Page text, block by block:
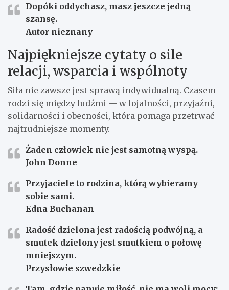
Dopóki oddychasz, masz jeszcze jedną
szansę.
Autor nieznany
Najpiękniejsze cytaty o sile
relacji, wsparcia i wspólnoty
Siła nie zawsze jest sprawą indywidualną. Czasem
rodzi się między ludźmi — w lojalności, przyjaźni,
solidarności i obecności, która pomaga przetrwać
najtrudniejsze momenty.
Żaden człowiek nie jest samotną wyspą.
John Donne
Przyjaciele to rodzina, którą wybieramy
sobie sami.
Edna Buchanan
Radość dzielona jest radością podwójną, a
smutek dzielony jest smutkiem o połowę
mniejszym.
Przysłowie szwedzkie